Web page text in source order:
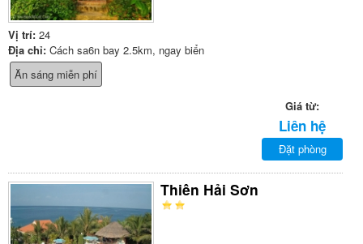
Vị trí: 24
Địa chỉ: Cách sa6n bay 2.5km, ngay biển
Ăn sáng miễn phí
Giá từ:
Liên hệ
Đặt phòng
Thiên Hải Sơn